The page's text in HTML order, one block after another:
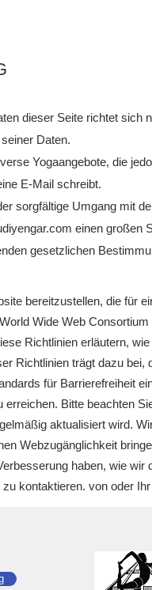
dieser Seite richtet
Daten.
Yogaangebote, die
E-Mail schreibt.
sorgfältige Umgang mit
einen
gesetzlichen
bereitzustellen, die für
Wide Web
Richtlinien erläutern,
Richtlinien trägt dazu
für Barrierefreiheit
Bitte beachten
aktualisiert wird.
Webzugänglichkeit
haben, wie
kontaktieren. von oder